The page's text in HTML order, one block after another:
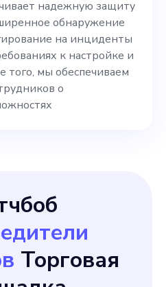
надежную защиту
обнаружение
на инциденты
к настройке и
того, мы обеспечиваем
о
Торговая